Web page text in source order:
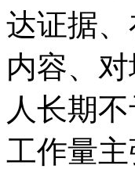
达证据
内容、
人长期
工作量